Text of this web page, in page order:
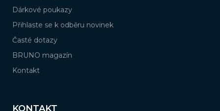
Dárkové poukazy
Přihlaste se k odběru novinek
Časté dotazy
BRUNO magazín
Kontakt
KONTAKT